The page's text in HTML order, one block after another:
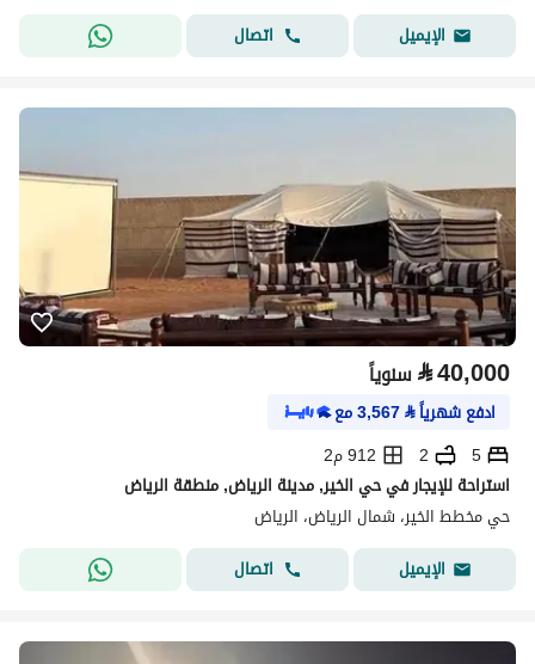
الإيميل
اتصال
⃁40,000 سنوياً
ادفع شهرياً⃁
3,567مع
5
2
912 م2
استراحة للإيجار في حي الخير, مدينة الرياض, منطقة الرياض
حي مخطط الخير، شمال الرياض، الرياض
الإيميل
اتصال